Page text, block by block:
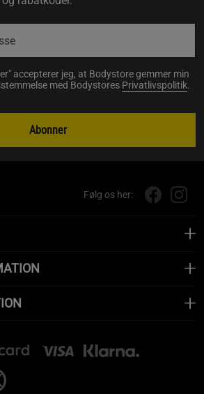
accepterer jeg, at Bodystore gemmer min
med Bodystores Privatlivspolitik.
Abonner
Følg os her: